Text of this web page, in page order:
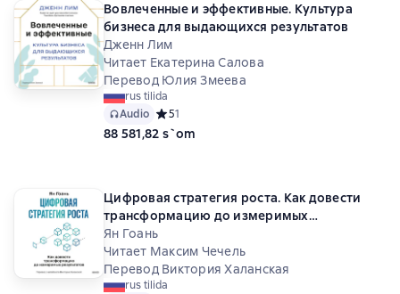
Вовлеченные и эффективные. Культура
бизнеса для выдающихся результатов
Дженн Лим
Читает Екатерина Салова
Перевод Юлия Змеева
rus tilida
Audio Средний рейтинг 5 на основе 1 оценок
51
88 581,82 s`om
Цифровая стратегия роста. Как довести
трансформацию до измеримых
результатов
Ян Гоань
Читает Максим Чечель
Перевод Виктория Халанская
rus tilida